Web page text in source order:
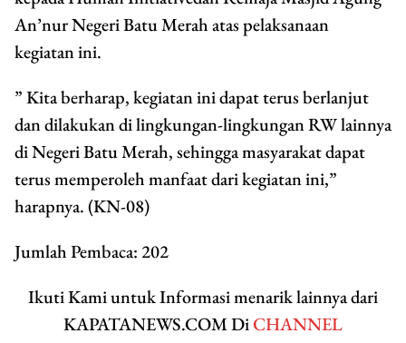
An’nur Negeri Batu Merah atas pelaksanaan
kegiatan ini.
” Kita berharap, kegiatan ini dapat terus berlanjut
dan dilakukan di lingkungan-lingkungan RW lainnya
di Negeri Batu Merah, sehingga masyarakat dapat
terus memperoleh manfaat dari kegiatan ini,”
harapnya. (KN-08)
Jumlah Pembaca: 202
Ikuti Kami untuk Informasi menarik lainnya dari
KAPATANEWS.COM DiCHANNEL